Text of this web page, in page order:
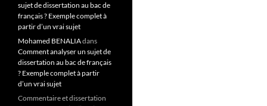
sujet de dissertation au bac de
français ? Exemple complet à
partir d’un vrai sujet
Mohamed BENALIAdans
Comment analyser un sujet de
dissertation au bac de français
? Exemple complet à partir
d’un vrai sujet
Commentaire et dissertation